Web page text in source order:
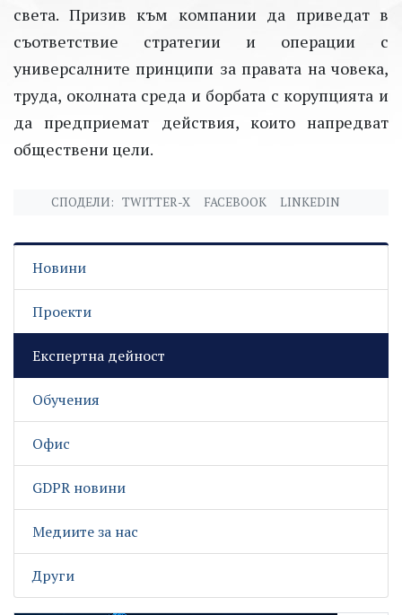
света. Призив към компании да приведат в
съответствие стратегии и операции с
универсалните принципи за правата на човека,
труда, околната среда и борбата с корупцията и
да предприемат действия, които напредват
обществени цели.
СПОДЕЛИ: TWITTER-X FACEBOOK LINKEDIN
Новини
Проекти
Експертна дейност
Обучения
Офис
GDPR новини
Медиите за нас
Други